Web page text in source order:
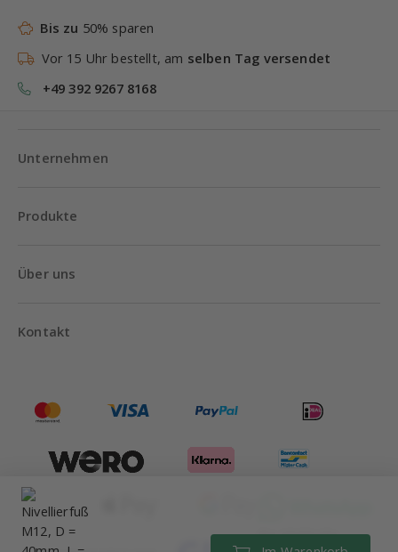
Bis zu 50% sparen
Vor 15 Uhr bestellt, am selben Tag versendet
+49 392 9267 8168
Unternehmen
Produkte
Über uns
Kontakt
Bis 18:00 Uhr